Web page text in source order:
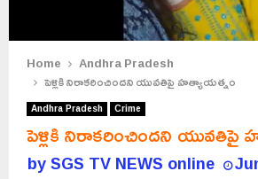
Home
Andhra Pradesh
పెళ్లికి నిరాకరించిందని యువతిపై హత్యాయత్నం
Andhra Pradesh Crime
పెళ్లికి నిరాకరించిందని
bySGS TV NEWS online